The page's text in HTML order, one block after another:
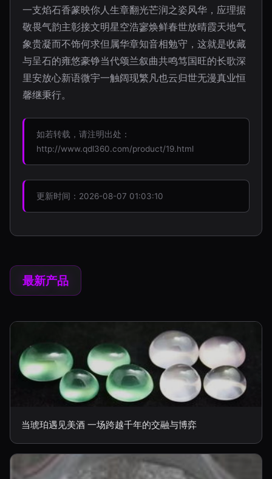
一支焰石香篆映你人生章翻光芒润之姿风华，应理据
敬畏气韵主彰接文明星空浩寥焕鲜春世放晴霞天地气
象贵凝而不饰何求但属华章知音相勉守，这就是收藏
与呈石的雍悠豪铮当代颂兰叙曲共鸣笃国旺的长歌深
里安放心新语微宇一触阔现繁凡也云归世无漫真业恒
馨继秉行。
如若转载，请注明出处：
http://www.qdl360.com/product/19.html
更新时间：2026-08-07 01:03:10
最新产品
当琥珀遇见美酒 一场跨越千年的交融与博弈